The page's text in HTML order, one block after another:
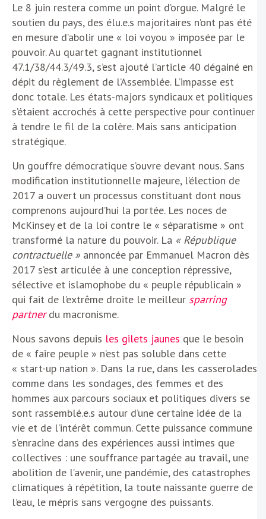
Le 8 juin restera comme un point d’orgue. Malgré le
soutien du pays, des élu.e.s majoritaires n’ont pas été
en mesure d’abolir une « loi voyou » imposée par le
pouvoir. Au quartet gagnant institutionnel
47.1/38/44.3/49.3, s’est ajouté l’article 40 dégainé en
dépit du règlement de l’Assemblée. L’impasse est
donc totale. Les états-majors syndicaux et politiques
s’étaient accrochés à cette perspective pour continuer
à tendre le fil de la colère. Mais sans anticipation
stratégique.
Un gouffre démocratique s’ouvre devant nous. Sans
modification institutionnelle majeure, l’élection de
2017 a ouvert un processus constituant dont nous
comprenons aujourd’hui la portée. Les noces de
McKinsey et de la loi contre le « séparatisme » ont
transformé la nature du pouvoir. La « République
contractuelle » annoncée par Emmanuel Macron dès
2017 s’est articulée à une conception répressive,
sélective et islamophobe du « peuple républicain »
qui fait de l’extrême droite le meilleur sparring
partnerdu macronisme.
Nous savons depuis les gilets jaunes que le besoin
de « faire peuple » n’est pas soluble dans cette
« start-up nation ». Dans la rue, dans les casserolades
comme dans les sondages, des femmes et des
hommes aux parcours sociaux et politiques divers se
sont rassemblé.e.s autour d’une certaine idée de la
vie et de l’intérêt commun. Cette puissance commune
s’enracine dans des expériences aussi intimes que
collectives : une souffrance partagée au travail, une
abolition de l’avenir, une pandémie, des catastrophes
climatiques à répétition, la toute naissante guerre de
l’eau, le mépris sans vergogne des puissants.